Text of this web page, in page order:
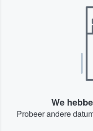
We
Probeer andere